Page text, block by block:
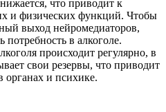
что приводит к
и физических функций. Чтобы
выход нейромедиаторов,
потребность в алкоголе.
происходит регулярно, в
свои резервы, что приводит
и психике.